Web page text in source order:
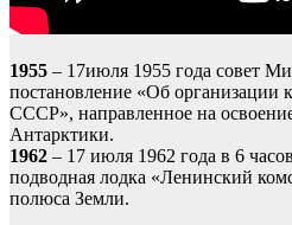
1955 – 17июля 1955 года совет
постановление «Об организации
СССР», направленное на
Антарктики.
1962 – 17 июля 1962 года в 6
подводная лодка «Ленинский
полюса Земли.